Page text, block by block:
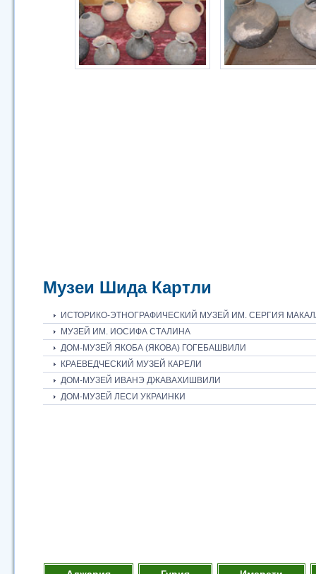
Музеи Шида Картли
ИСТОРИКО-ЭТНОГРАФИЧЕСКИЙ МУЗЕЙ ИМ. СЕРГИЯ
МУЗЕЙ ИМ. ИОСИФА СТАЛИНА
ДОМ-МУЗЕЙ ЯКОБА (ЯКОВА) ГОГЕБАШВИЛИ
КРАЕВЕДЧЕСКИЙ МУЗЕЙ КАРЕЛИ
ДОМ-МУЗЕЙ ИВАНЭ ДЖАВАХИШВИЛИ
ДОМ-МУЗЕЙ ЛЕСИ УКРАИНКИ